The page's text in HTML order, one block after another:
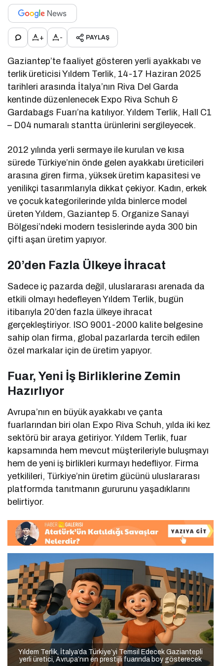
+ - PAYLAŞ
Gaziantep’te faaliyet gösteren yerli ayakkabı ve
terlik üreticisi Yıldem Terlik, 14-17 Haziran 2025
tarihleri arasında İtalya’nın Riva Del Garda
kentinde düzenlenecek Expo Riva Schuh &
Gardabags Fuarı’na katılıyor. Yıldem Terlik, Hall C1
– D04 numaralı stantta ürünlerini sergileyecek.
2012 yılında yerli sermaye ile kurulan ve kısa
sürede Türkiye’nin önde gelen ayakkabı üreticileri
arasına giren firma, yüksek üretim kapasitesi ve
yenilikçi tasarımlarıyla dikkat çekiyor. Kadın, erkek
ve çocuk kategorilerinde yılda binlerce model
üreten Yıldem, Gaziantep 5. Organize Sanayi
Bölgesi’ndeki modern tesislerinde ayda 300 bin
çifti aşan üretim yapıyor.
20’den Fazla Ülkeye İhracat
Sadece iç pazarda değil, uluslararası arenada da
etkili olmayı hedefleyen Yıldem Terlik, bugün
itibarıyla 20’den fazla ülkeye ihracat
gerçekleştiriyor. ISO 9001-2000 kalite belgesine
sahip olan firma, global pazarlarda tercih edilen
özel markalar için de üretim yapıyor.
Fuar, Yeni İş Birliklerine Zemin
Hazırlıyor
Avrupa’nın en büyük ayakkabı ve çanta
fuarlarından biri olan Expo Riva Schuh, yılda iki kez
sektörü bir araya getiriyor. Yıldem Terlik, fuar
kapsamında hem mevcut müşterileriyle buluşmayı
hem de yeni iş birlikleri kurmayı hedefliyor. Firma
yetkilileri, Türkiye’nin üretim gücünü uluslararası
platformda tanıtmanın gururunu yaşadıklarını
belirtiyor.
Yıldem Terlik, İtalya’da Türkiye’yi Temsil Edecek Gaziantepli
yerli üretici, Avrupa’nın en prestijli fuarında boy gösterecek